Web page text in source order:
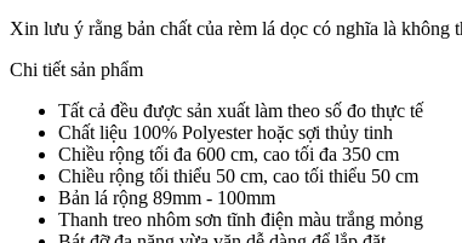
Xin lưu ý rằng bản chất của rèm lá dọc có nghĩa là không
Chi tiết sản phẩm
Tất cả đều được sản xuất làm theo số đo thực tế
Chất liệu 100% Polyester hoặc sợi thủy tinh
Chiều rộng tối đa 600 cm, cao tối đa 350 cm
Chiều rộng tối thiểu 50 cm, cao tối thiểu 50 cm
Bản lá rộng 89mm - 100mm
Thanh treo nhôm sơn tĩnh điện màu trắng mỏng